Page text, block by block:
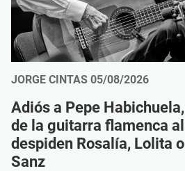
JORGE CINTAS 05/08/2026
Adiós a Pepe
de la guitarra flamenca
despiden Rosalía, Lolita
Sanz